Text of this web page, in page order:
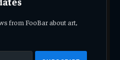
from FooBar about art,